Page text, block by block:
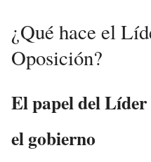
¿Qué hace el
Oposición?
El papel del
el gobierno